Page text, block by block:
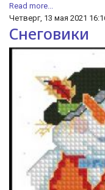
Read more...
Четверг, 13 мая 2021
Снеговики